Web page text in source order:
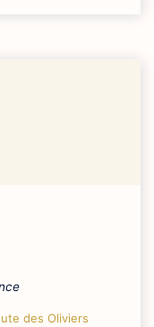
des Oliviers